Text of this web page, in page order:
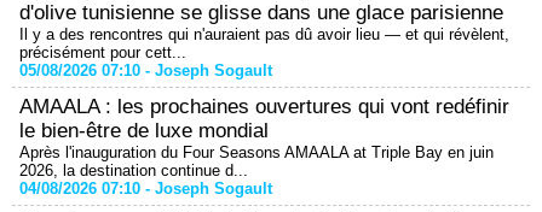
d'olive tunisienne se glisse dans une glace parisienne
Il y a des rencontres qui n'auraient pas dû avoir lieu — et qui révèlent,
précisément pour cett...
05/08/2026 07:10 - Joseph Sogault
AMAALA : les prochaines ouvertures qui vont redéfinir
le bien-être de luxe mondial
Après l'inauguration du Four Seasons AMAALA at Triple Bay en juin
2026, la destination continue d...
04/08/2026 07:10 - Joseph Sogault